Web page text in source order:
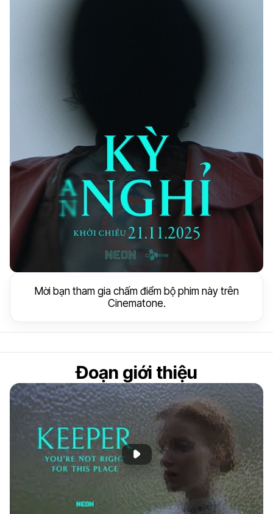
Mời bạn tham gia chấm điểm bộ phim này trên
Cinematone.
Đoạn giới thiệu
Phát đoạn giới thiệu